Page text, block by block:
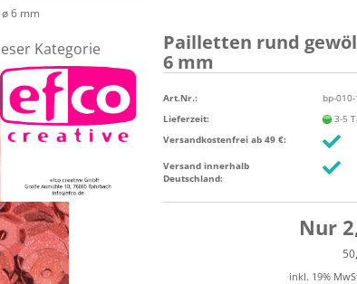
6 mm
Kategorie
Pail­let­ten rund
6 mm
Art.Nr.:
bp-
Lieferzeit:
3-5
Versandkostenfrei ab 49 €:
Versand innerhalb
Deutschland:
Nur
inkl. 19%